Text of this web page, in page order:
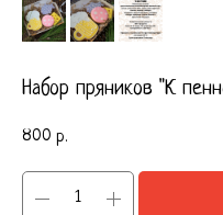
Набор пряников "К
800 р.